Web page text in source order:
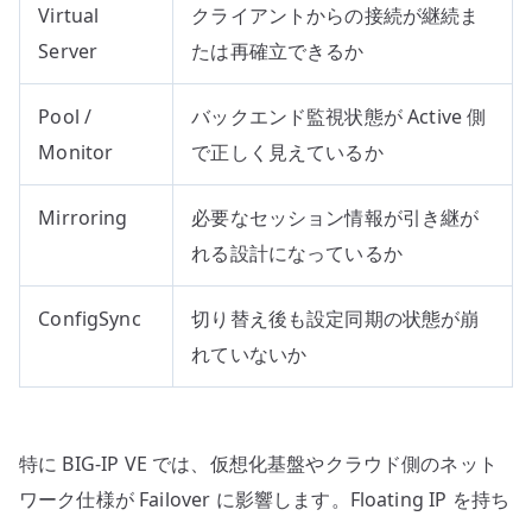
Virtual
Server
クライアントからの接続が継続ま
たは再確立できるか
Pool /
Monitor
バックエンド監視状態が Active 側
で正しく見えているか
Mirroring
必要なセッション情報が引き継が
れる設計になっているか
ConfigSync
切り替え後も設定同期の状態が崩
れていないか
特に BIG-IP VE では、仮想化基盤やクラウド側のネット
ワーク仕様が Failover に影響します。Floating IP を持ち